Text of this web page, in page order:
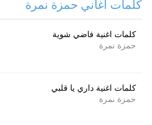
كلمات اغاني حمزة نمرة
كلمات اغنية فاضي شوية
حمزة نمرة
كلمات اغنية داري يا قلبي
حمزة نمرة